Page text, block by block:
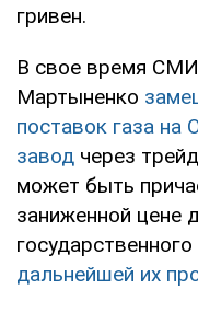
гривен.
В свое время СМИ
Мартыненко
поставок газа на
завод через
может быть
заниженной цене
дальнейшей их